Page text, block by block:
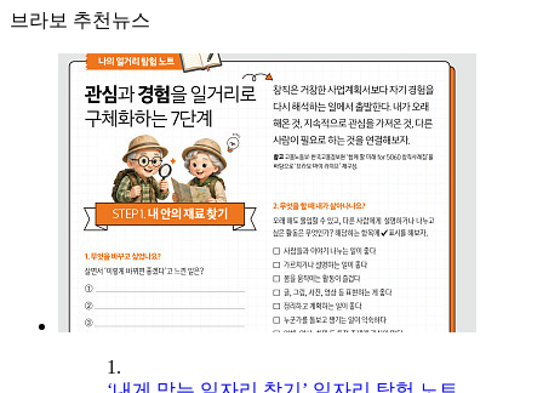
브라보 추천뉴스
1.